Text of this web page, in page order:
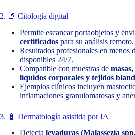
2. 🔬 Citología digital
Permite escanear portaobjetos y
certificados para su análisis remoto.
Resultados profesionales en menos
disponibles 24/7.
Compatible con muestras de masas,
líquidos corporales y tejidos
Ejemplos clínicos incluyen
inflamaciones granulomatosas y
3. 🧴 Dermatología asistida por IA
Detecta levaduras (Malassezia